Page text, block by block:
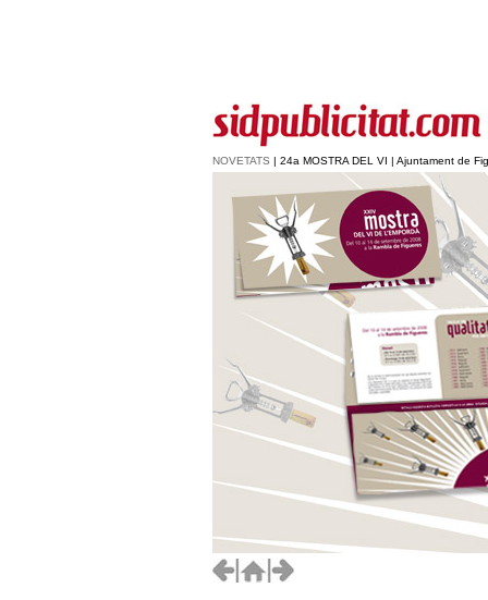
NOVETATS | 24a MOSTRA DEL VI | Ajuntament de